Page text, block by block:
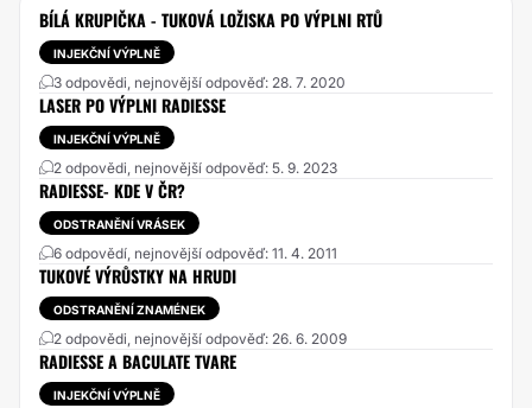
BÍLÁ KRUPIČKA - TUKOVÁ LOŽISKA PO VÝPLNI RTŮ
INJEKČNÍ VÝPLNĚ
3 odpovědi, nejnovější odpověď: 28. 7. 2020
LASER PO VÝPLNI RADIESSE
INJEKČNÍ VÝPLNĚ
2 odpovědi, nejnovější odpověď: 5. 9. 2023
RADIESSE- KDE V ČR?
ODSTRANĚNÍ VRÁSEK
6 odpovědí, nejnovější odpověď: 11. 4. 2011
TUKOVÉ VÝRŮSTKY NA HRUDI
ODSTRANĚNÍ ZNAMÉNEK
2 odpovědi, nejnovější odpověď: 26. 6. 2009
RADIESSE A BACULATE TVARE
INJEKČNÍ VÝPLNĚ